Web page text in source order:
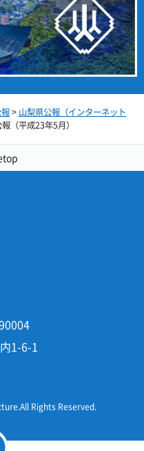
> 山梨県公報（インターネット
（平成23年5月）
1-6-1
Rights Reserved.